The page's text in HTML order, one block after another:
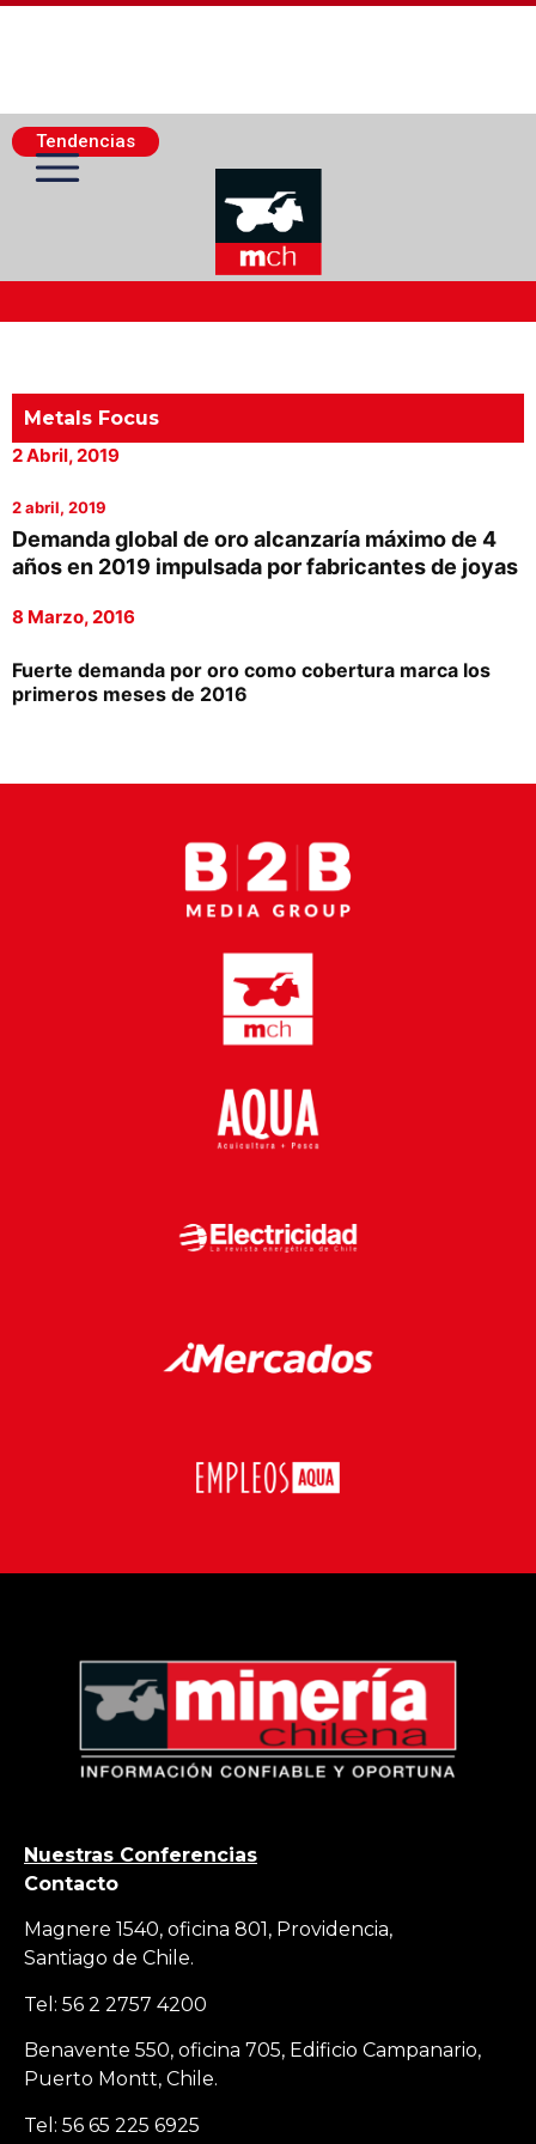
Tendencias
Actualidad Minera
Minería Superficie
Proveedores
Canal Digital
Columnas de Opinión
Designaciones
Metals Focus
2 Abril, 2019
2 abril, 2019
Demanda global de oro alcanzaría máximo de 4
años en 2019 impulsada por fabricantes de joyas
8 Marzo, 2016
Fuerte demanda por oro como cobertura marca los
primeros meses de 2016
Nuestras Conferencias
Contacto
Magnere 1540, oficina 801, Providencia,
Santiago de Chile.
Tel: 56 2 2757 4200
Benavente 550, oficina 705, Edificio Campanario,
Puerto Montt, Chile.
Tel: 56 65 225 6925